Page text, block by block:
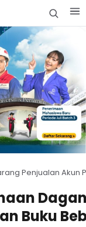
Penjualan Akun
Buku